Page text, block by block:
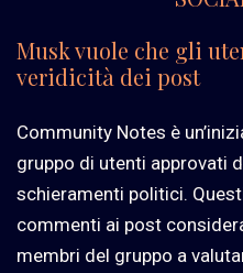
Musk vuole che gli
veridicità dei post
Community Notes è
gruppo di utenti approvati
schieramenti politici.
commenti ai post
membri del gruppo a